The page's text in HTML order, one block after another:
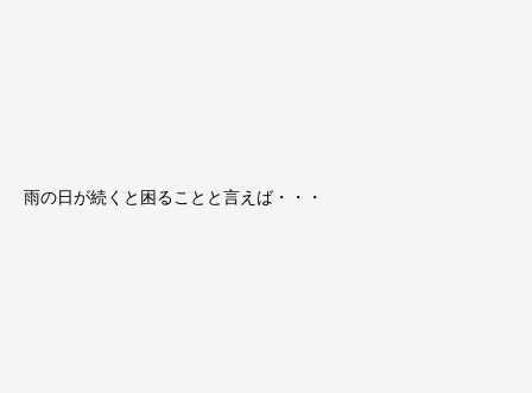
雨の日が続くと困ることと言えば・・・